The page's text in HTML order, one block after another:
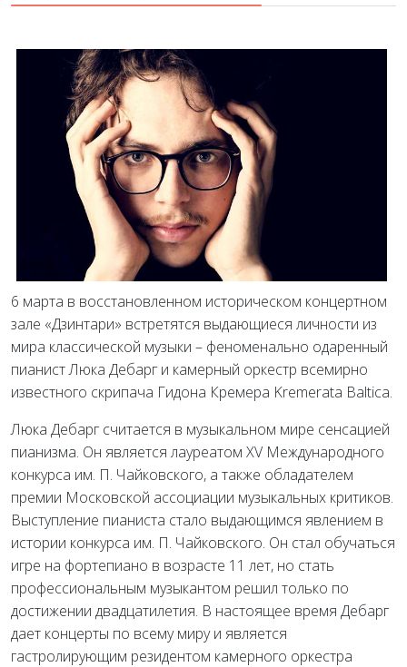
6 марта в восстановленном историческом концертном
зале «Дзинтари» встретятся выдающиеся личности из
мира классической музыки – феноменально одаренный
пианист Люка Дебарг и камерный оркестр всемирно
известного скрипача Гидона Кремера Kremerata Baltica.
Люка Дебарг считается в музыкальном мире сенсацией
пианизма. Он является лауреатом XV Международного
конкурса им. П. Чайковского, а также обладателем
премии Московской ассоциации музыкальных критиков.
Выступление пианиста стало выдающимся явлением в
истории конкурса им. П. Чайковского. Он стал обучаться
игре на фортепиано в возрасте 11 лет, но стать
профессиональным музыкантом решил только по
достижении двадцатилетия. В настоящее время Дебарг
дает концерты по всему миру и является
гастролирующим резидентом камерного оркестра